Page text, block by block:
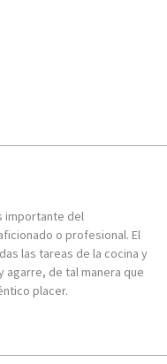
importante del
o profesional. El
las tareas de la cocina y
agarre, de tal manera que
placer.